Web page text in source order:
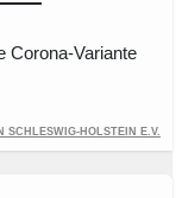
Corona-Variante
Holstein e.V.